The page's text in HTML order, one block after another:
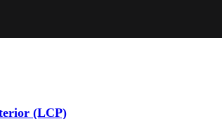
(LCP)